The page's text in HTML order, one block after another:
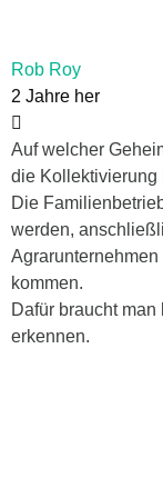
Rob Roy
2 Jahre her
Auf welcher
die Kollektivierung
Die
werden,
kommen.
Dafür braucht
erkennen.